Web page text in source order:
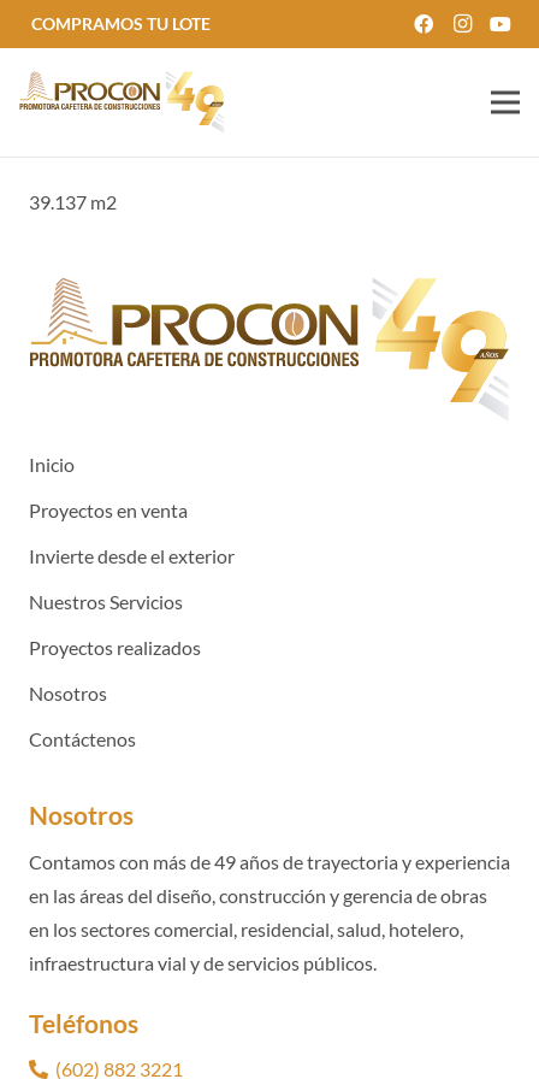
COMPRAMOS TU LOTE
39.137 m2
Inicio
Proyectos en venta
Invierte desde el exterior
Nuestros Servicios
Proyectos realizados
Nosotros
Contáctenos
Nosotros
Contamos con más de 49 años de trayectoria y experiencia
en las áreas del diseño, construcción y gerencia de obras
en los sectores comercial, residencial, salud, hotelero,
infraestructura vial y de servicios públicos.
Teléfonos
(602) 882 3221